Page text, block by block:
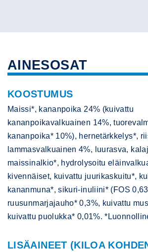
AINESOSAT
KOOSTUMUS
Maissi*, kananpoika 24% (kuivattu
kananpoikavalkuainen 14%,
kananpoika* 10%), hernetärkkelys*,
lammasvalkuainen 4%, luurasva,
maissinalkio*, hydrolysoitu
kivennäiset, kuivattu juurikaskuitu*,
kananmuna*, sikuri-inuliini* (FOS
ruusunmarjajauho* 0,3%, kuivattu
kuivattu puolukka* 0,01%.
LISÄAINEET (KILOA